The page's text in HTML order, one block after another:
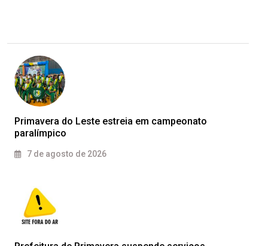
Primavera do Leste estreia em campeonato
paralímpico
7 de agosto de 2026